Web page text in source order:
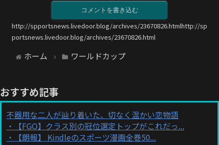
コメントを書き込む
http://spportsnews.livedoor.blog/archives/23670826.htmlhttp://sp
portsnews.livedoor.blog/archives/23670826.html
ホーム ワールドカップ
おすすめ記事
不器用な二人が辿り着いた、切なく温かい恋物語
【FGO】クラス別の冠位選定トップがこれだっ...
【朗報】 Kindleのスポーツ漫画全巻50...